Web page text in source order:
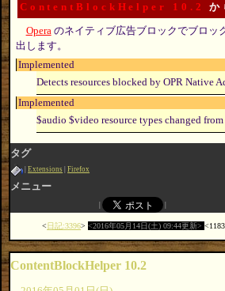
ContentBlockHelper 10.2 か
Operaのネイティブ広告ブロックでブロッ
出します。
Implemented
Detects resources blocked by OPR Native
Implemented
$audio $video resource types changed
タグ
Extensions Firefox
メニュー
日記:3396 2016年05月14日(土) 09:44更新
ContentBlockHelper 10.2